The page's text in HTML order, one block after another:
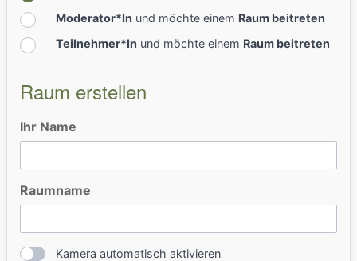
Moderator*In und möchte einem Raum beitreten
Teilnehmer*In und möchte einem Raum beitreten
Raum erstellen
Ihr Name
Raumname
Kamera automatisch aktivieren